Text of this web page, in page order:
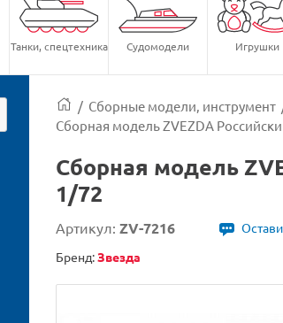
Танки, спецтехника Судомодели Игрушки
/ Сборные модели, инструмент
Сборная модель ZVEZDA
Сборная модель
1/72
Артикул: ZV-7216
Бренд:Звезда